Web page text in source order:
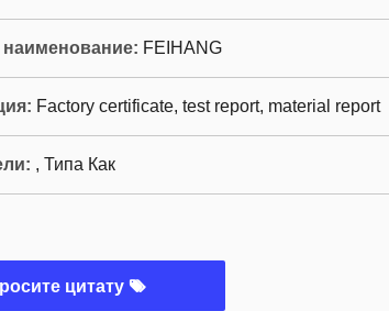
FEIHANG
Factory certificate, test report, material report
, Типа Как
цитату